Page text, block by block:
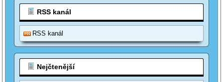
RSS kanál
RSS kanál
Nejčtenější